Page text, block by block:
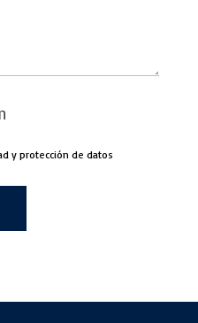
y protección de datos